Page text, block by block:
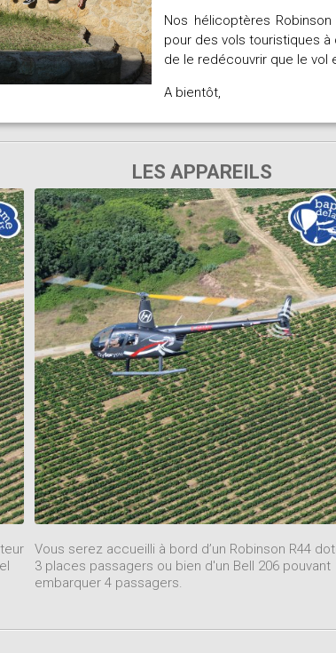
Nos hélicoptères
pour des vols touristiques à
de le redécouvrir que le vol
A bientôt,
LES APPAREILS
Vous serez accueilli à bord d’un Robinson R44
3 places passagers ou bien d'un Bell 206 pouvant
embarquer 4 passagers.